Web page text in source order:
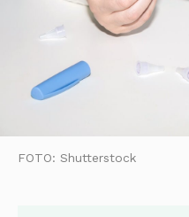
FOTO: Shutterstock